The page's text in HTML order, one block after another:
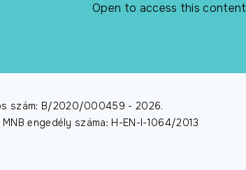
Open to access this content
szám: B/2020/000459 -2026.
engedély száma: H-EN-I-1064/2013